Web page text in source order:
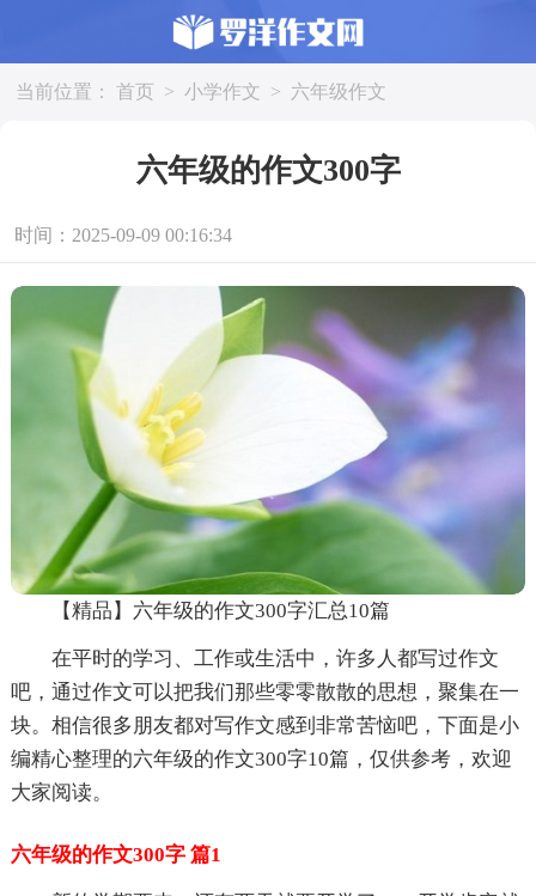
当前位置： 首页 > 小学作文 > 六年级作文
六年级的作文300字
时间：2025-09-09 00:16:34
【精品】六年级的作文300字汇总10篇
在平时的学习、工作或生活中，许多人都写过作文
吧，通过作文可以把我们那些零零散散的思想，聚集在一
块。相信很多朋友都对写作文感到非常苦恼吧，下面是小
编精心整理的六年级的作文300字10篇，仅供参考，欢迎
大家阅读。
六年级的作文300字 篇1